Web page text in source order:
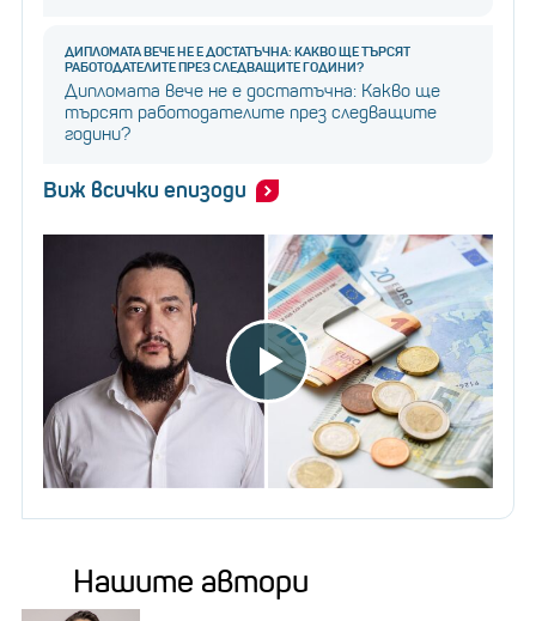
ДИПЛОМАТА ВЕЧЕ НЕ Е ДОСТАТЪЧНА: КАКВО ЩЕ ТЪРСЯТ
РАБОТОДАТЕЛИТЕ ПРЕЗ СЛЕДВАЩИТЕ ГОДИНИ?
Дипломата вече не е достатъчна: Какво ще
търсят работодателите през следващите
години?
Виж всички епизоди
Нашите автори